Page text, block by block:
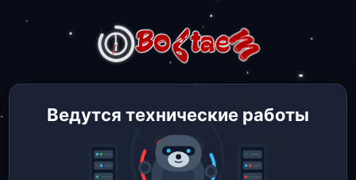
Ведутся технические работы